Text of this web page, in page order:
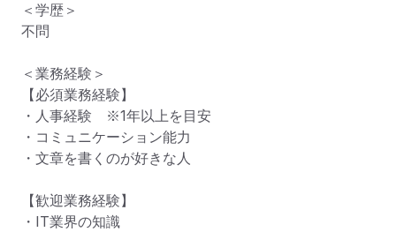
＜学歴＞
不問
＜業務経験＞
【必須業務経験】
・人事経験　※1年以上を目安
・コミュニケーション能力
・文章を書くのが好きな人
【歓迎業務経験】
・IT業界の知識